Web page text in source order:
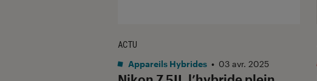
ACTU
Appareils Hybrides • 03 avr. 2025